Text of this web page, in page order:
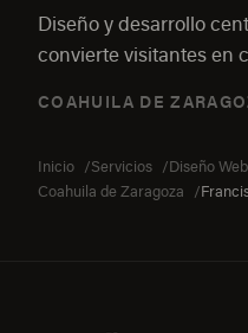
Diseño y desarrollo
convierte visitantes en
COAHUILA DE
Inicio Servicios
Diseño
Coahuila de Zaragoza